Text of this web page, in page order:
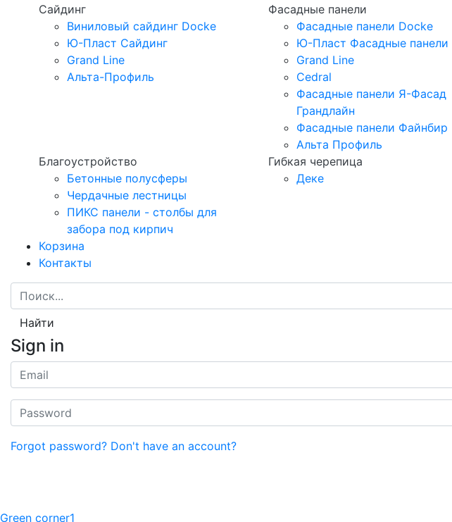
Сайдинг
Виниловый сайдинг Docke
Ю-Пласт Сайдинг
Grand Line
Альта-Профиль
Фасадные панели
Фасадные панели Docke
Ю-Пласт Фасадные панели
Grand Line
Cedral
Фасадные панели Я-Фасад
Грандлайн
Фасадные панели Файнбир
Альта Профиль
Благоустройство
Бетонные полусферы
Чердачные лестницы
ПИКС панели - столбы для
забора под кирпич
Гибкая черепица
Деке
Корзина
Контакты
Найти
Sign in
Forgot password? Don't have an account?
Green corner1